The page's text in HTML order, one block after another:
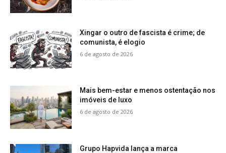
Xingar o outro de fascista é crime; de
comunista, é elogio
6 de agosto de 2026
Mais bem-estar e menos ostentação nos
imóveis de luxo
6 de agosto de 2026
Grupo Hapvida lança a marca